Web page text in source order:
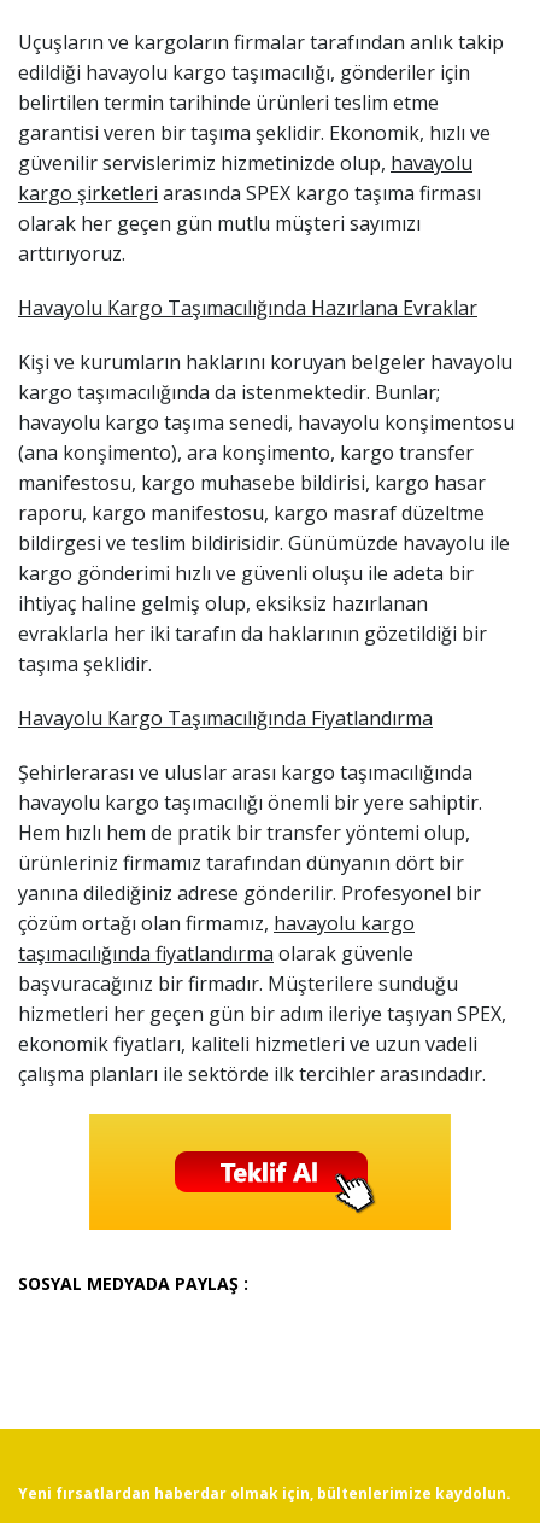
Uçuşların ve kargoların firmalar tarafından anlık takip
edildiği havayolu kargo taşımacılığı, gönderiler için
belirtilen termin tarihinde ürünleri teslim etme
garantisi veren bir taşıma şeklidir. Ekonomik, hızlı ve
güvenilir servislerimiz hizmetinizde olup, havayolu
kargo şirketleri arasında SPEX kargo taşıma firması
olarak her geçen gün mutlu müşteri sayımızı
arttırıyoruz.
Havayolu Kargo Taşımacılığında Hazırlana Evraklar
Kişi ve kurumların haklarını koruyan belgeler havayolu
kargo taşımacılığında da istenmektedir. Bunlar;
havayolu kargo taşıma senedi, havayolu konşimentosu
(ana konşimento), ara konşimento, kargo transfer
manifestosu, kargo muhasebe bildirisi, kargo hasar
raporu, kargo manifestosu, kargo masraf düzeltme
bildirgesi ve teslim bildirisidir. Günümüzde havayolu ile
kargo gönderimi hızlı ve güvenli oluşu ile adeta bir
ihtiyaç haline gelmiş olup, eksiksiz hazırlanan
evraklarla her iki tarafın da haklarının gözetildiği bir
taşıma şeklidir.
Havayolu Kargo Taşımacılığında Fiyatlandırma
Şehirlerarası ve uluslar arası kargo taşımacılığında
havayolu kargo taşımacılığı önemli bir yere sahiptir.
Hem hızlı hem de pratik bir transfer yöntemi olup,
ürünleriniz firmamız tarafından dünyanın dört bir
yanına dilediğiniz adrese gönderilir. Profesyonel bir
çözüm ortağı olan firmamız, havayolu kargo
taşımacılığında fiyatlandırma olarak güvenle
başvuracağınız bir firmadır. Müşterilere sunduğu
hizmetleri her geçen gün bir adım ileriye taşıyan SPEX,
ekonomik fiyatları, kaliteli hizmetleri ve uzun vadeli
çalışma planları ile sektörde ilk tercihler arasındadır.
SOSYAL MEDYADA PAYLAŞ :
Yeni fırsatlardan haberdar olmak için, bültenlerimize kaydolun.